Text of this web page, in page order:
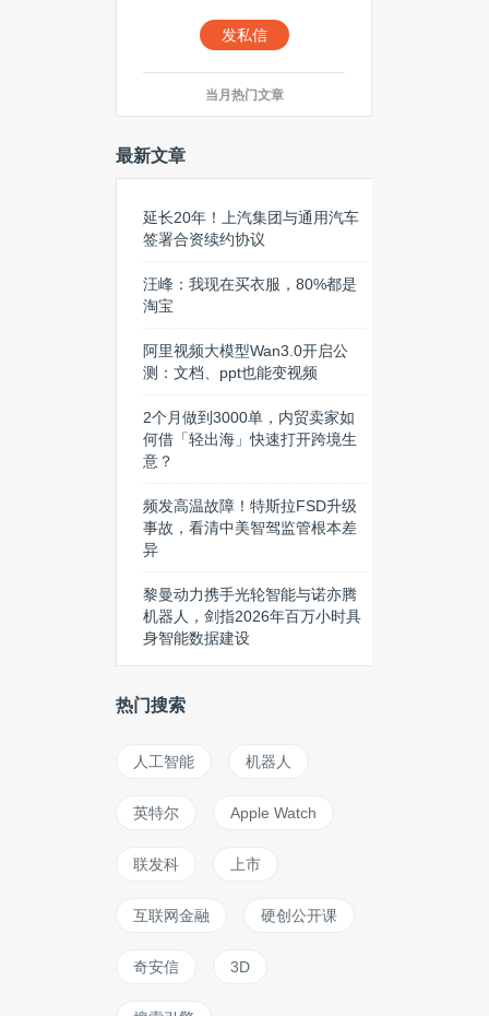
发私信
当月热门文章
最新文章
延长20年！上汽集团与通用汽车
签署合资续约协议
汪峰：我现在买衣服，80%都是
淘宝
阿里视频大模型Wan3.0开启公
测：文档、ppt也能变视频
2个月做到3000单，内贸卖家如
何借「轻出海」快速打开跨境生
意？
频发高温故障！特斯拉FSD升级
事故，看清中美智驾监管根本差
异
黎曼动力携手光轮智能与诺亦腾
机器人，剑指2026年百万小时具
身智能数据建设
热门搜索
人工智能 机器人
英特尔 Apple Watch
联发科 上市
互联网金融 硬创公开课
奇安信 3D